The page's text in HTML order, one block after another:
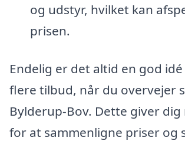
og udstyr, hvilket kan
prisen.
Endelig er det altid en god
flere tilbud, når du overvejer
Bylderup-Bov. Dette giver dig
for at sammenligne priser og